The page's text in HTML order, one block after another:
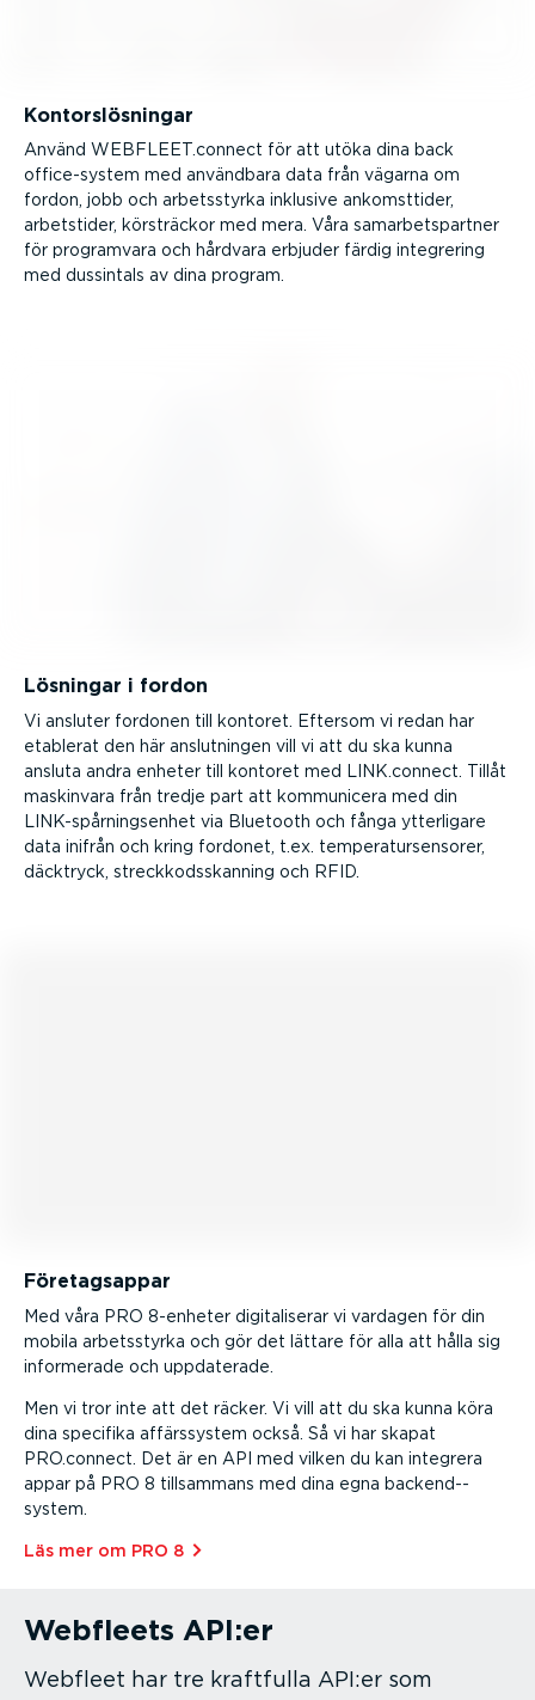
Kontors­lös­ningar
Använd WEBFLEET.connect för att utöka dina back
office-­system med användbara data från vägarna om
fordon, jobb och arbets­styrka inklusive ankomst­tider,
arbetstider, körsträckor med mera. Våra samar­bets­partner
för programvara och hårdvara erbjuder färdig integrering
med dussintals av dina program.
Lösningar i fordon
Vi ansluter fordonen till kontoret. Eftersom vi redan har
etablerat den här anslut­ningen vill vi att du ska kunna
ansluta andra enheter till kontoret med LINK.connect. Tillåt
maskinvara från tredje part att kommunicera med din
LINK-­spår­nings­enhet via Bluetooth och fånga ytterligare
data inifrån och kring fordonet, t.ex. tempe­ra­tur­sen­sorer,
däcktryck, streck­kods­skanning och RFID.
Företagsappar
Med våra PRO 8-enheter digita­li­serar vi vardagen för din
mobila arbets­styrka och gör det lättare för alla att hålla sig
informerade och uppdaterade.
Men vi tror inte att det räcker. Vi vill att du ska kunna köra
dina specifika affärs­system också. Så vi har skapat
PRO.connect. Det är en API med vilken du kan integrera
appar på PRO 8 tillsammans med dina egna backen­d-­
system.
Läs mer om PRO 8⁠
Webfleets API:er
Webfleet har tre kraftfulla API:er som